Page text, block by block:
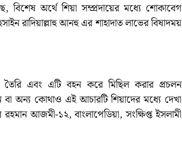
বিশেষ অর্থে শিয়া সম্প্রদায়ের মধ্যে শোকাবেগ
রাদিয়াল্লাহু আনহু এর শাহাদাত লাভের বিষাদময়
তৈরি এবং এটি বহন করে মিছিল করার প্রচলন
বা অন্য কোথাও এই আচারটি শিয়াদের মধ্যে দেখা
রহমান আজমী-১২, বাংলাপেডিয়া, সংক্ষিপ্ত ইসলামী